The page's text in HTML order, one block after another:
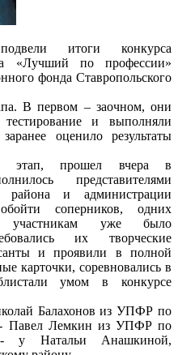
итоги конкурса
«Лучший по профессии»
фонда Ставропольского
В первом – заочном, они
тестирование и выполняли
оценило результаты
этап, прошел вчера в
представителями
района и администрации
соперников, одних
участникам уже было
их творческие
и проявили в полной
карточки, соревновались в
умом в конкурсе
Балахонов из УПФР по
- Павел Лемкин из УПФР по
у Натальи Анашкиной,